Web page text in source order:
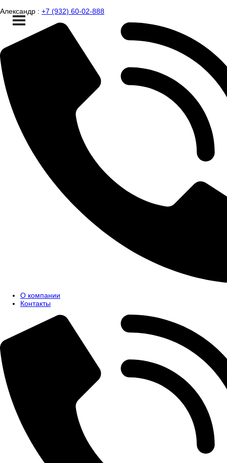
Александр : +7 (932) 60-02-888
О компании
Контакты